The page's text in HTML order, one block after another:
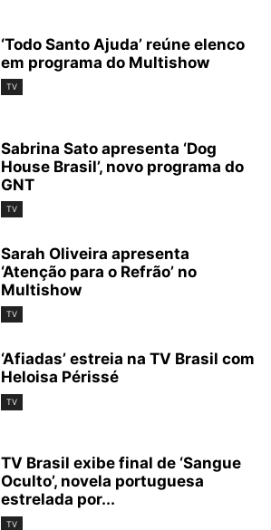
‘Todo Santo Ajuda’ reúne elenco
em programa do Multishow
TV
Sabrina Sato apresenta ‘Dog
House Brasil’, novo programa do
GNT
TV
Sarah Oliveira apresenta
‘Atenção para o Refrão’ no
Multishow
TV
‘Afiadas’ estreia na TV Brasil com
Heloisa Périssé
TV
TV Brasil exibe final de ‘Sangue
Oculto’, novela portuguesa
estrelada por...
TV